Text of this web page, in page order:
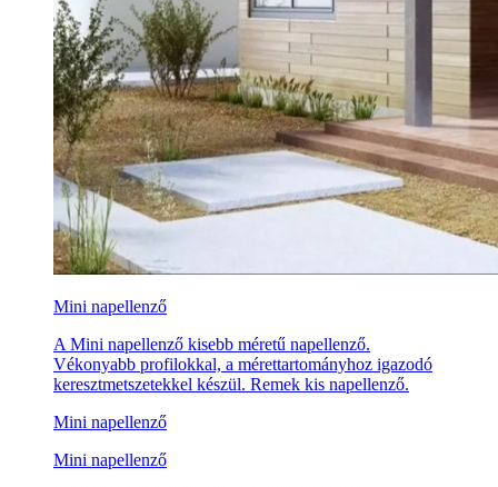
Mini napellenző
A Mini napellenző kisebb méretű napellenző.
Vékonyabb profilokkal, a mérettartományhoz igazodó
keresztmetszetekkel készül. Remek kis napellenző.
Mini napellenző
Mini napellenző